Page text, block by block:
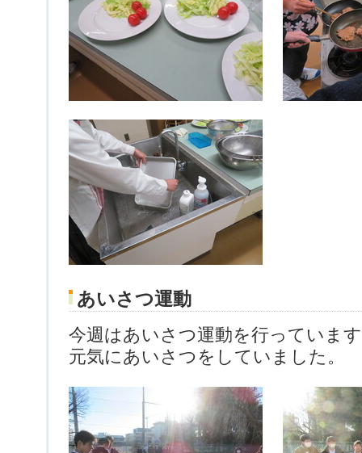
あいさつ運動
今週はあいさつ運動を行っていま
元気にあいさつをしていました。